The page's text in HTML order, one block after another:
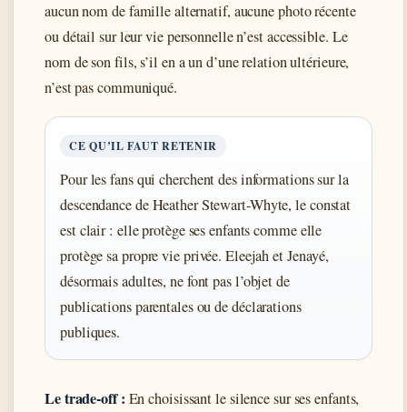
aucun nom de famille alternatif, aucune photo récente
ou détail sur leur vie personnelle n’est accessible. Le
nom de son fils, s’il en a un d’une relation ultérieure,
n’est pas communiqué.
CE QU’IL FAUT RETENIR
Pour les fans qui cherchent des informations sur la
descendance de Heather Stewart-Whyte, le constat
est clair : elle protège ses enfants comme elle
protège sa propre vie privée. Eleejah et Jenayé,
désormais adultes, ne font pas l’objet de
publications parentales ou de déclarations
publiques.
Le trade-off : En choisissant le silence sur ses enfants,